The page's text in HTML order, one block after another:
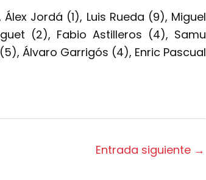
Jordá (1), Luis Rueda (9), Miguel
(2), Fabio Astilleros (4), Samu
Álvaro Garrigós (4), Enric Pascual
Entrada siguiente →